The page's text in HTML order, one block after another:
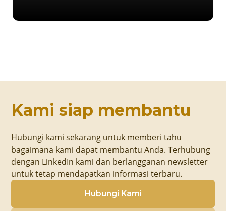
Kami siap membantu
Hubungi kami sekarang untuk memberi tahu
bagaimana kami dapat membantu Anda. Terhubung
dengan LinkedIn kami dan berlangganan newsletter
untuk tetap mendapatkan informasi terbaru.
Hubungi Kami